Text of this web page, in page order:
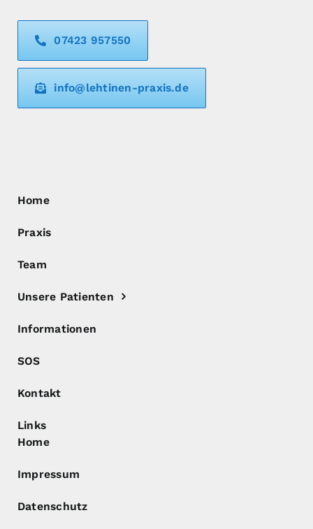
07423 957550
info@lehtinen-praxis.de
Home
Praxis
Team
Unsere Patienten
Informationen
SOS
Kontakt
Links
Home
Impressum
Datenschutz